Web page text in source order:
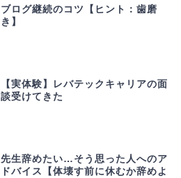
ブログ継続のコツ【ヒント：歯磨
き】
【実体験】レバテックキャリアの面
談受けてきた
先生辞めたい…そう思った人へのア
ドバイス【体壊す前に休むか辞めよ